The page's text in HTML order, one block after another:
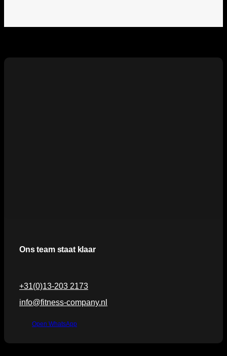
Ons team staat klaar
+31(0)13-203 2173
info@fitness-company.nl
Open WhatsApp